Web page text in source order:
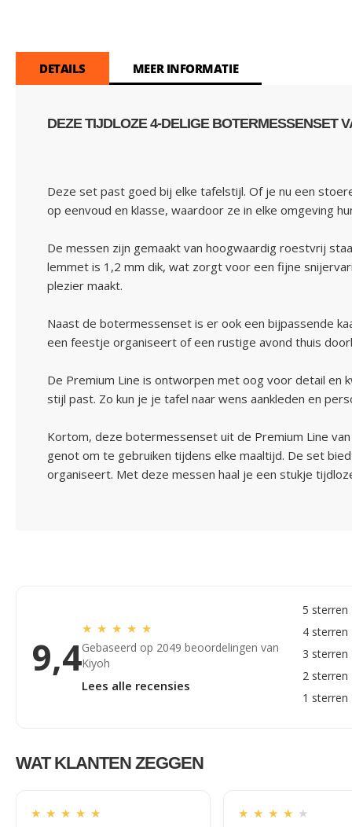
DETAILS
DEZE TIJDLOZE 4-DELIGE BOTERMESSENSET
Deze set past goed bij elke tafelstijl. Of je nu een
op eenvoud en klasse, waardoor ze in elke omgeving
De messen zijn gemaakt van hoogwaardig roestvrij
lemmet is 1,2 mm dik, wat zorgt voor een fijne
plezier maakt.
Naast de botermessenset is er ook een bijpassende
een feestje organiseert of een rustige avond thuis
De Premium Line is ontworpen met oog voor detail en
stijl past. Zo kun je je tafel naar wens aankleden en
Kortom, deze botermessenset uit de Premium Line
genot om te gebruiken tijdens elke maaltijd. De set
organiseert. Met deze messen haal je een stukje
MEER INFORMATIE
9,4
★ ★ ★ ★ ★
Gebaseerd op 2049 beoordelingen van
Kiyoh
Lees alle recensies
5 sterren
4 sterren
3 sterren
2 sterren
1 sterren
WAT KLANTEN ZEGGEN
★ ★ ★ ★ ★ ★ ★ ★ ★ ★